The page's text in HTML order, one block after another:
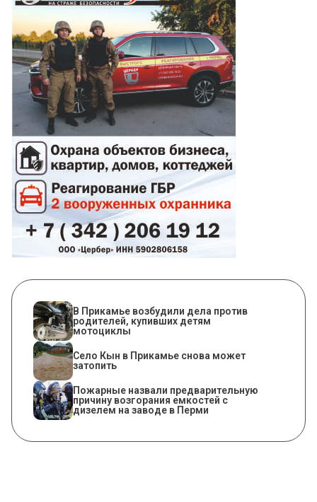
В Прикамье возбудили дела против
родителей, купивших детям
мотоциклы
​Село Кын в Прикамье снова может
затопить
Пожарные назвали предварительную
причину возгорания емкостей с
дизелем на заводе в Перми